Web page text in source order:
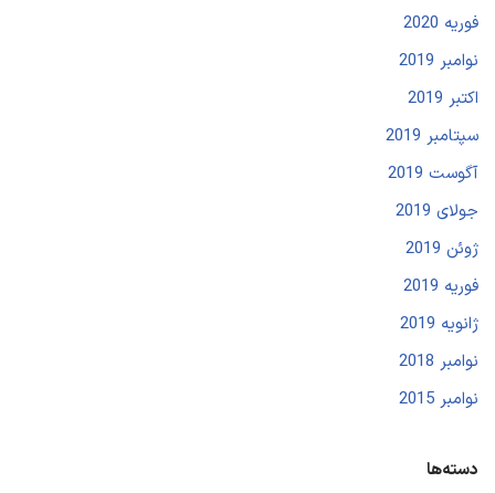
فوریه 2020
نوامبر 2019
اکتبر 2019
سپتامبر 2019
آگوست 2019
جولای 2019
ژوئن 2019
فوریه 2019
ژانویه 2019
نوامبر 2018
نوامبر 2015
دسته‌ها